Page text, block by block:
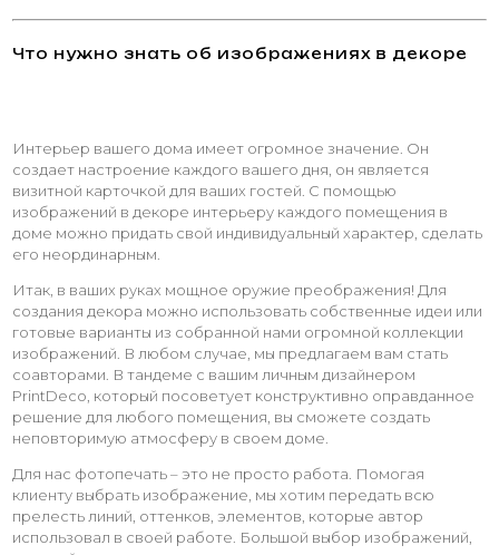
Что нужно знать об изображениях в декоре
Интерьер вашего дома имеет огромное значение. Он
создает настроение каждого вашего дня, он является
визитной карточкой для ваших гостей. С помощью
изображений в декоре интерьеру каждого помещения в
доме можно придать свой индивидуальный характер, сделать
его неординарным.
Итак, в ваших руках мощное оружие преображения! Для
создания декора можно использовать собственные идеи или
готовые варианты из собранной нами огромной коллекции
изображений. В любом случае, мы предлагаем вам стать
соавторами. В тандеме с вашим личным дизайнером
PrintDeco, который посоветует конструктивно оправданное
решение для любого помещения, вы сможете создать
неповторимую атмосферу в своем доме.
Для нас фотопечать – это не просто работа. Помогая
клиенту выбрать изображение, мы хотим передать всю
прелесть линий, оттенков, элементов, которые автор
использовал в своей работе. Большой выбор изображений,